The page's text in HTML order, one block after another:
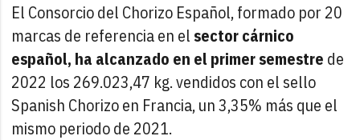
El Consorcio del Chorizo Español, formado por 20
marcas de referencia en el sector cárnico
español, ha alcanzado en el primer semestre de
2022 los 269.023,47 kg. vendidos con el sello
Spanish Chorizo en Francia, un 3,35% más que el
mismo periodo de 2021.